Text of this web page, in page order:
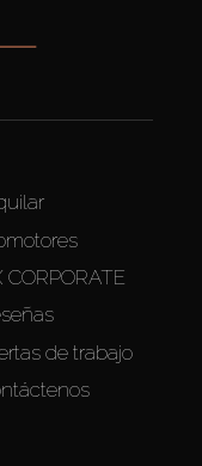
CORPORATE
de trabajo